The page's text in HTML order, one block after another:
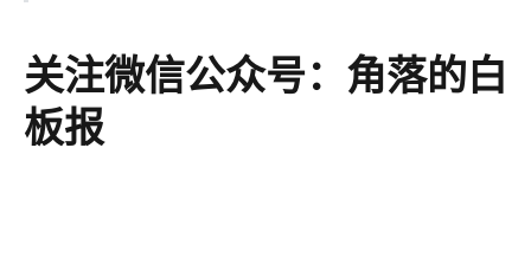
关注微信公众号：角落的白
板报